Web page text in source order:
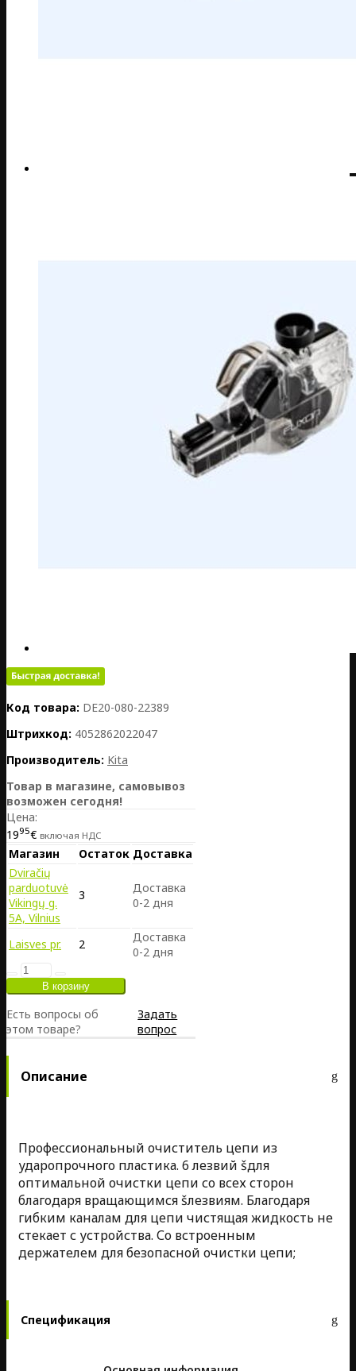
Код товара: DE20-080-22389
Штрихкод: 4052862022047
Производитель: Kita
Товар в магазине, самовывоз
возможен сегодня!
Цена:
1995€ включая НДС
Магазин Остаток Доставка
Dviračių
parduotuvė
Vikingų g.
5A, Vilnius
3
Доставка
0-2 дня
Laisves pr. 2
Доставка
0-2 дня
Есть вопросы об
этом товаре?
Задать
вопрос
Описание
Профессиональный очиститель цепи из
ударопрочного пластика. 6 лезвий šдля
оптимальной очистки цепи со всех сторон
благодаря вращающимся šлезвиям. Благодаря
гибким каналам для цепи чистящая жидкость не
стекает с устройства. Со встроенным
держателем для безопасной очистки цепи;
Спецификация